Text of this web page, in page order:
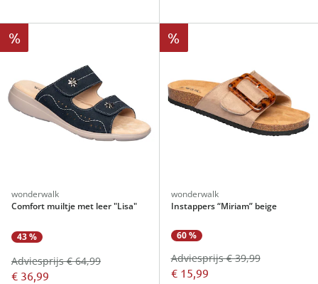
%
wonderwalk
Comfort muiltje met leer "Lisa"
43 %
€ 36,99
Adviesprijs € 64,99
%
wonderwalk
Instappers “Miriam” beige
60 %
€ 15,99
Adviesprijs € 39,99